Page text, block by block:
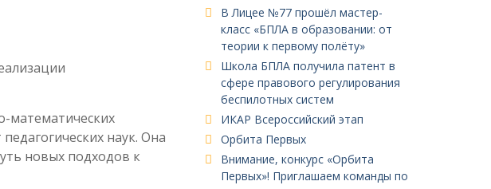
математических
наук. Она
новых подходов к
В Лицее №77 прошёл мастер-
класс «БПЛА в образовании: от
теории к первому полёту»
Школа БПЛА получила патент в
сфере правового регулирования
беспилотных систем
ИКАР Всероссийский этап
Орбита Первых
Внимание, конкурс «Орбита
Первых»! Приглашаем команды по